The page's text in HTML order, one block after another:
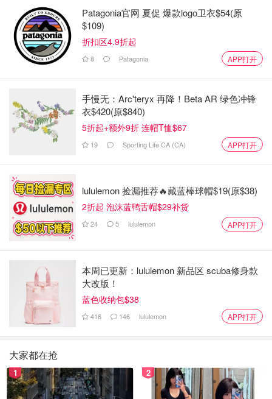
Patagonia官网 夏促 爆款logo卫衣$54(原
$109)
折扣区4.9折起
8 Patagonia APP打开
手慢无：Arc'teryx 再降！Beta AR 绿色冲锋
衣$420(原$840)
5折起+额外9折 连帽T恤$67
19 Sporting Life CA (CA) APP打开
lululemon 捡漏推荐🔥藏蓝棒球帽$19(原$38)
2折起 泡沫蓝鸭舌帽$29补货
24 5 lululemon APP打开
本周已更新：lululemon 新品区 scuba修身款
大改版！
蓝色收纳包$38
416 146 lululemon APP打开
大家都在抢
1 2